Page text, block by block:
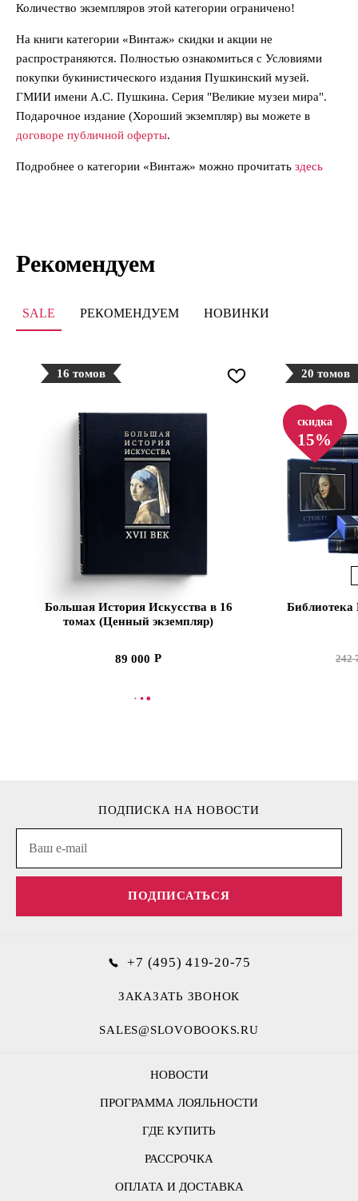
Количество экземпляров этой категории ограничено!
На книги категории «Винтаж» скидки и акции не
распространяются. Полностью ознакомиться с Условиями
покупки букинистического издания Пушкинский музей.
ГМИИ имени А.С. Пушкина. Серия "Великие музеи мира".
Подарочное издание (Хороший экземпляр) вы можете в
договоре публичной оферты.
Подробнее о категории «Винтаж» можно прочитать здесь
Рекомендуем
SALE РЕКОМЕНДУЕМ НОВИНКИ
16 томов
Большая История Искусства в 16
томах (Ценный экземпляр)
89 000
В КОРЗИНУ
20 томов
скидка
15%
Библиотека
242
НОВОСТИ
ПРОГРАММА ЛОЯЛЬНОСТИ
ГДЕ КУПИТЬ
РАССРОЧКА
ОПЛАТА И ДОСТАВКА
ПОДПИСКА НА НОВОСТИ
ПОДПИСАТЬСЯ
+7 (495) 419-20-75
ЗАКАЗАТЬ ЗВОНОК
SALES@SLOVOBOOKS.RU